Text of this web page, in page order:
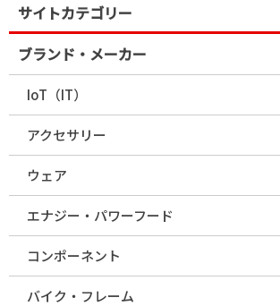
サイトカテゴリー
ブランド・メーカー
IoT（IT）
アクセサリー
ウェア
エナジー・パワーフード
コンポーネント
バイク・フレーム